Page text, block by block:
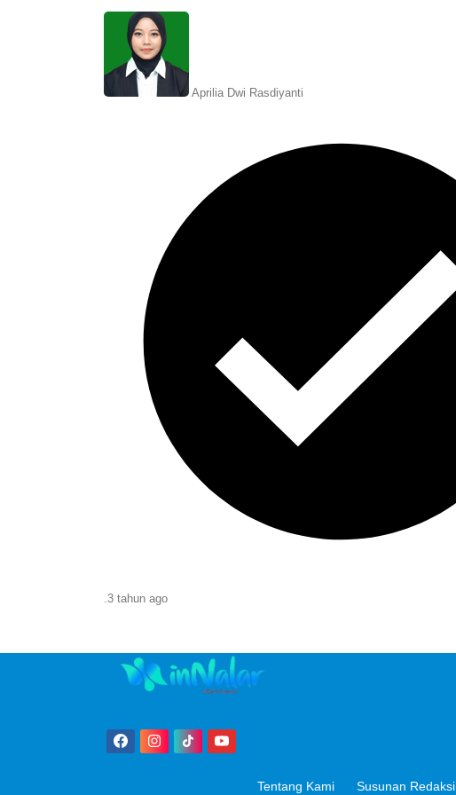
Aprilia Dwi Rasdiyanti
3 tahun ago
Tentang Kami Susunan Redaksi